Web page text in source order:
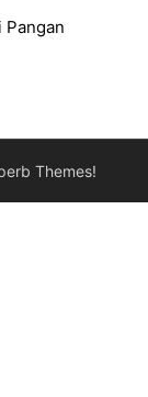
Themes!